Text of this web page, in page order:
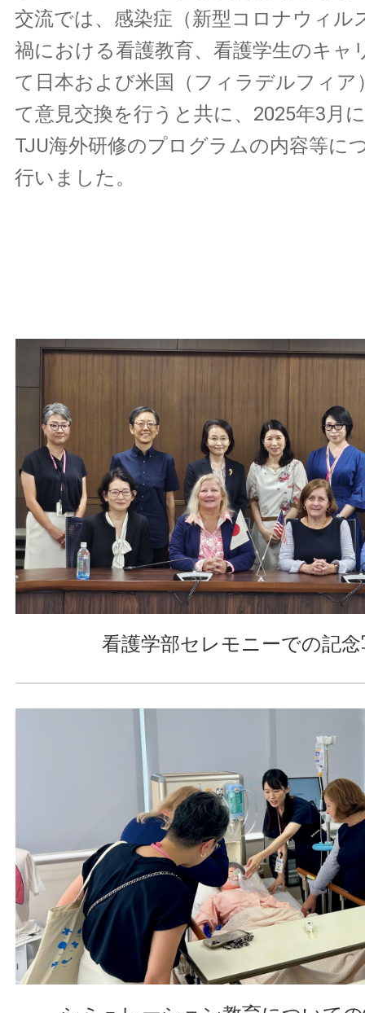
交流では、感染症（新型コロナウィル
禍における看護教育、看護学生のキャ
て日本および米国（フィラデルフィア
て意見交換を行うと共に、2025年3月
TJU海外研修のプログラムの内容等に
行いました。
看護学部セレモニーでの記